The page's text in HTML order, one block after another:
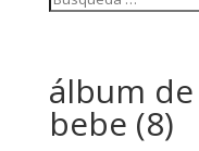
álbum
bebe (8)